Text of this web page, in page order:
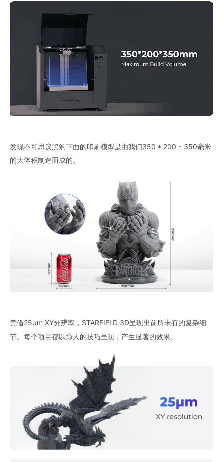
发现不可思议黑豹下面的印刷模型是由我们350 * 200 * 350毫米
的大体积制造而成的。
凭借25μm XY分辨率，STARFIELD 3D呈现出前所未有的复杂细
节。每个项目都以惊人的技巧呈现，产生显著的效果。